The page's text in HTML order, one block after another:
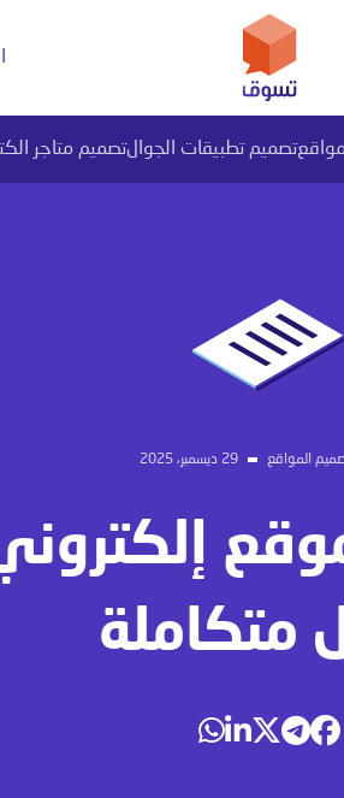
تصميم تطبيقات الجوالتصميم متاجر
المواقع 29 ديسمبر، 2025
متكاملة